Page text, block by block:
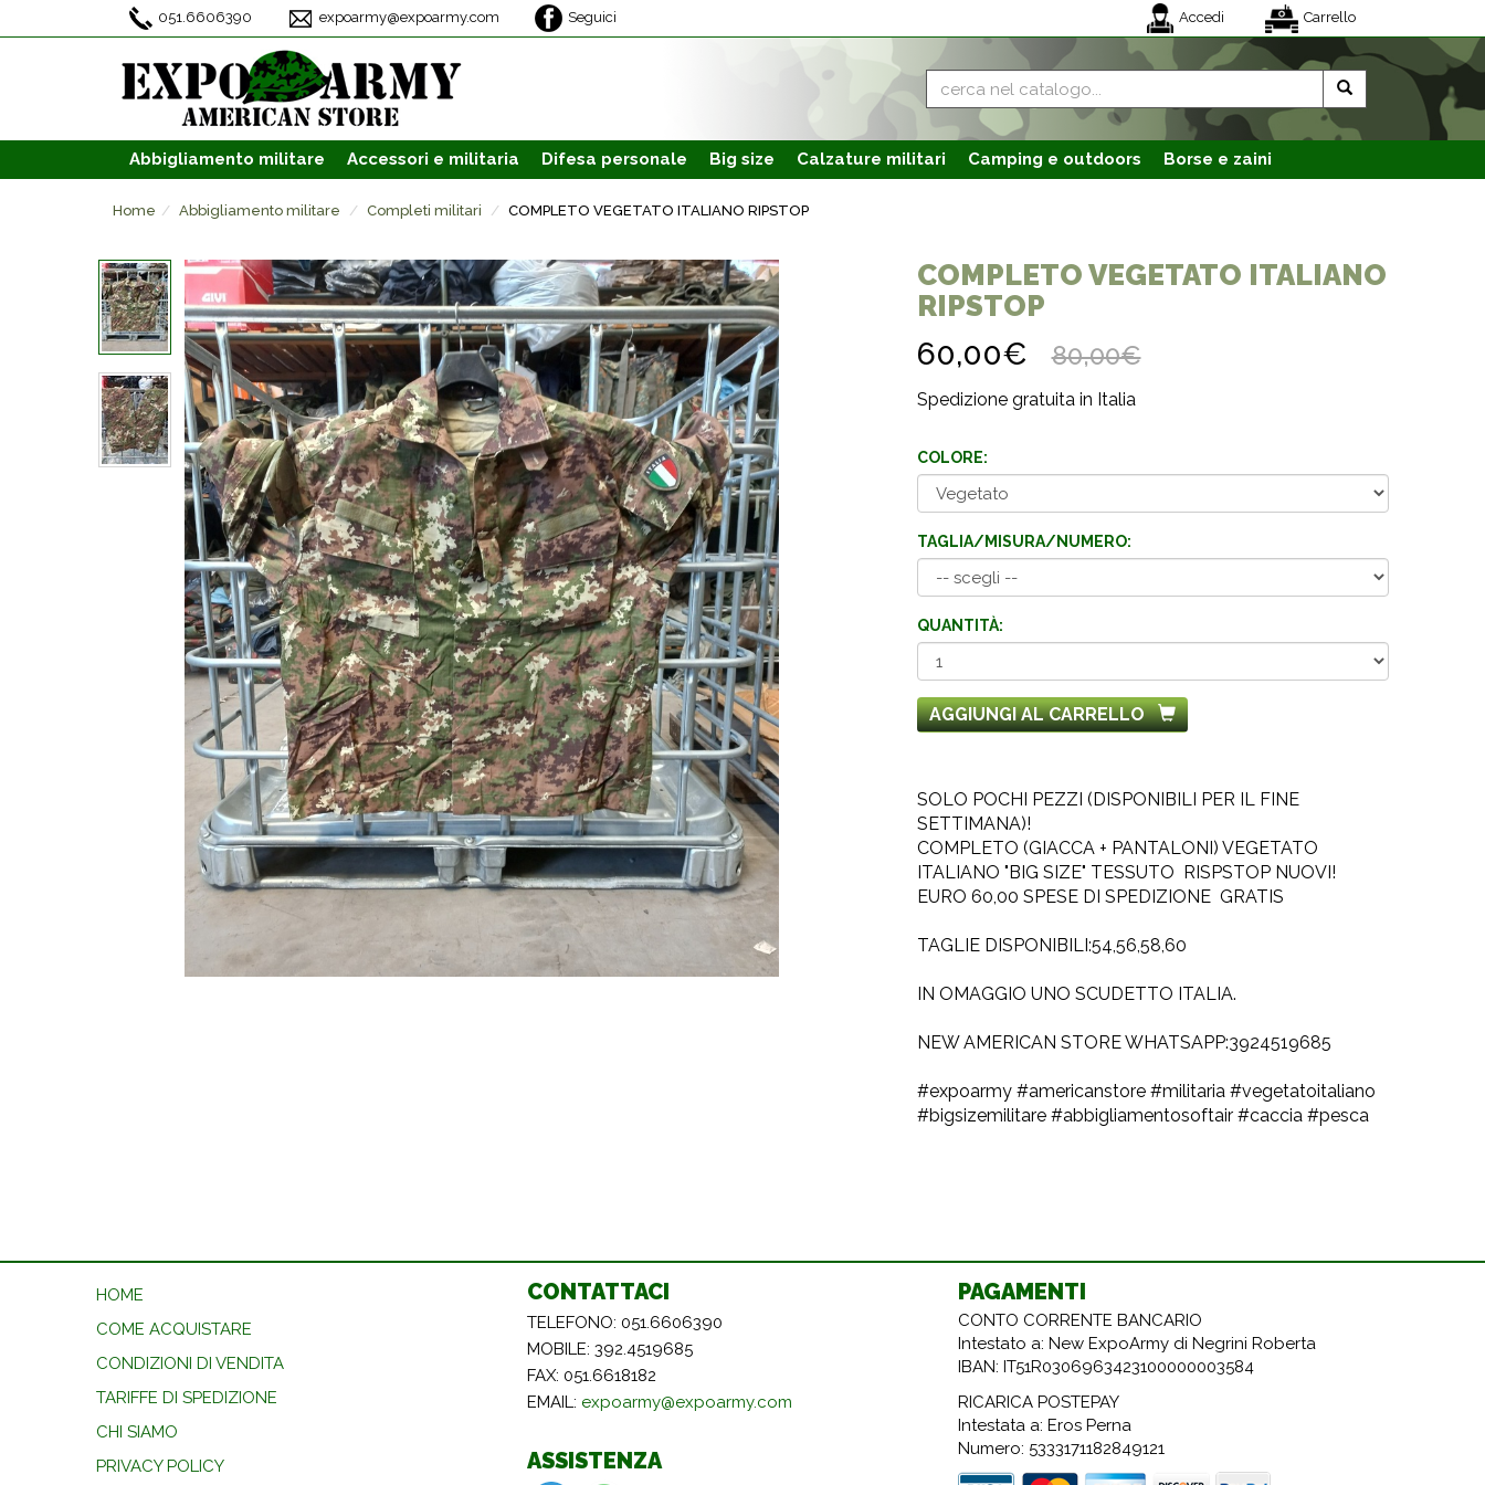
051.6606390 expoarmy@expoarmy.com Seguici Accedi Carrello
Abbigliamento militare Accessori e militaria Difesa personale Big size Calzature militari Camping e outdoors Borse e zaini
Home Abbigliamento militare Completi militari COMPLETO VEGETATO ITALIANO RIPSTOP
COMPLETO VEGETATO ITALIANO
RIPSTOP
60,00€ 80,00€
Spedizione gratuita in Italia
COLORE:
TAGLIA/MISURA/NUMERO:
QUANTITÀ:
AGGIUNGI AL CARRELLO
SOLO POCHI PEZZI (DISPONIBILI PER IL FINE
SETTIMANA)!
COMPLETO (GIACCA + PANTALONI) VEGETATO
ITALIANO "BIG SIZE" TESSUTO RISPSTOP NUOVI!
EURO 60,00 SPESE DI SPEDIZIONE GRATIS
TAGLIE DISPONIBILI:54,56,58,60
IN OMAGGIO UNO SCUDETTO ITALIA.
NEW AMERICAN STORE WHATSAPP:3924519685
#expoarmy #americanstore #militaria #vegetatoitaliano
#bigsizemilitare #abbigliamentosoftair #caccia #pesca
HOME
COME ACQUISTARE
CONDIZIONI DI VENDITA
TARIFFE DI SPEDIZIONE
CHI SIAMO
PRIVACY POLICY
CONTATTACI
TELEFONO: 051.6606390
MOBILE: 392.4519685
FAX: 051.6618182
EMAIL: expoarmy@expoarmy.com
ASSISTENZA
PAGAMENTI
CONTO CORRENTE BANCARIO
Intestato a: New ExpoArmy di Negrini Roberta
IBAN: IT51R0306963423100000003584
RICARICA POSTEPAY
Intestata a: Eros Perna
Numero: 5333171182849121